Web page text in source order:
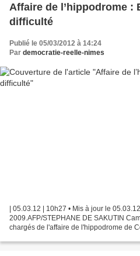
Affaire de l’hippodrome :
difficulté
Publié le 05/03/2012 à 14:24
Par democratie-reelle-nimes
| 05.03.12 | 10h27 • Mis à jour le
2009.AFP/STEPHANE DE SAKUTIN
chargés de l'affaire de l'hippodrome de